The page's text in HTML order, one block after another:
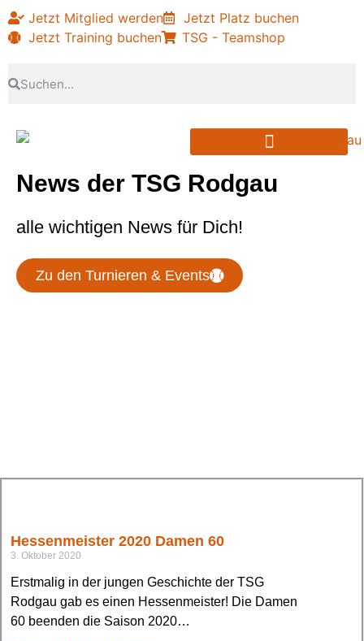
Jetzt Mitglied werden
Jetzt Platz buchen
Jetzt Training buchen
TSG - Teamshop
News der TSG Rodgau
alle wichtigen News für Dich!
Zu den Turnieren & Events
Hessenmeister 2020 Damen 60
3. Oktober 2020
Erstmalig in der jungen Geschichte der TSG
Rodgau gab es einen Hessenmeister! Die Damen
60 beenden die Saison 2020…